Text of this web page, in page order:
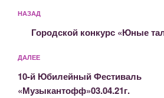
по
записям
Предыдущая
запись:
НАЗАД
Городской конкурс «Юные
Следующая
запись
ДАЛЕЕ
10-й Юбилейный Фестиваль
«Музыкантофф»03.04.21г.